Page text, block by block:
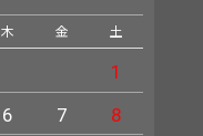
木 金 土
1
6 7
8